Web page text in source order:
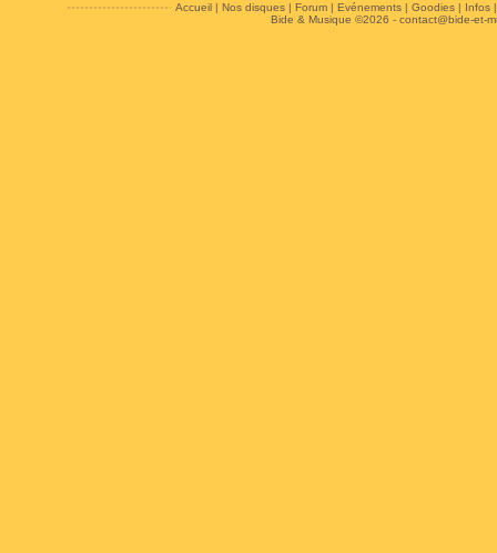
Accueil| Nos disques| Forum| Evénements| Goodies| Infos
Bide & Musique ©2026 - contact@bide-et-